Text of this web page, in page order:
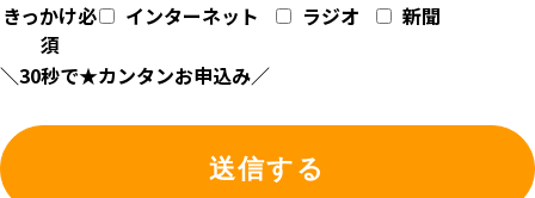
きっかけ必
須
インターネット ラジオ 新聞
＼30秒で★カンタンお申込み／